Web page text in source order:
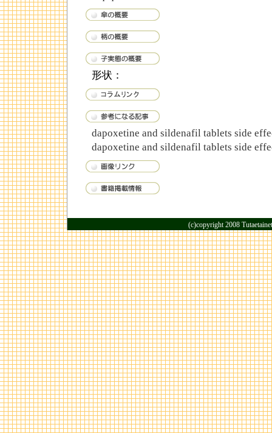
形状：
dapoxetine and sildenafil tablets side
dapoxetine and sildenafil tablets side
(c)copyright 2008